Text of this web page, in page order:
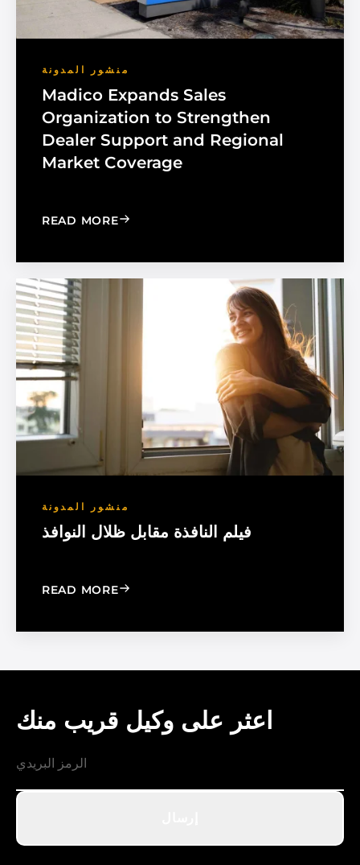
منشور المدونة
Madico Expands Sales
Organization to Strengthen
Dealer Support and Regional
Market Coverage
READ MORE: MADICO EXPANDS SALES
منشور المدونة
فيلم النافذة مقابل ظلال النوافذ
READ MORE: WINDOW FILM VS. WINDOW
اعثر على وكيل قريب منك